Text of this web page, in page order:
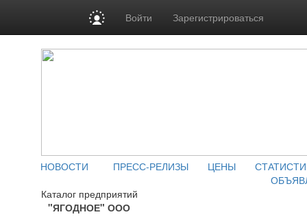
Войти Зарегистрироваться
НОВОСТИ ПРЕСС-РЕЛИЗЫ ЦЕНЫ
Каталог предприятий
"ЯГОДНОЕ" ООО